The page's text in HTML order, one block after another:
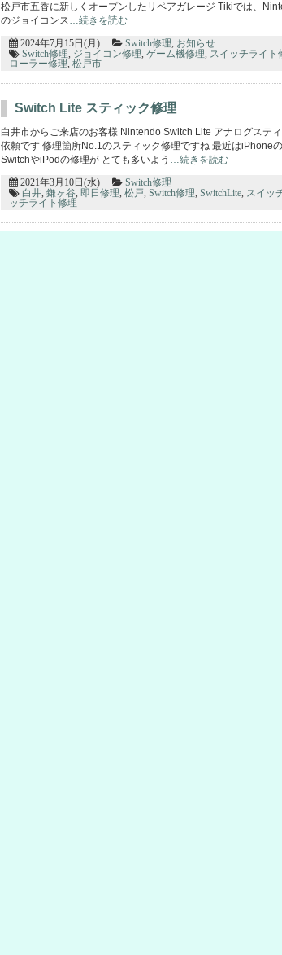
松戸市五香に新しくオープンしたリペアガレージ Tikiでは、
のジョイコンス…続きを読む
2024年7月15日(月) Switch修理
お知らせ
Switch修理
ジョイコン修理 ゲーム機修理 スイッチライト
ローラー修理 松戸市
Switch Lite スティック修理
白井市からご来店のお客様 Nintendo Switch Lite アナログステ
依頼です 修理箇所No.1のスティック修理ですね 最近はiPhone
SwitchやiPodの修理が とても多いよう …続きを読む
2021年3月10日(水)
Switch修理
白井 鎌ヶ谷 即日修理 松戸 Switch修理 SwitchLite スイッ
ッチライト修理